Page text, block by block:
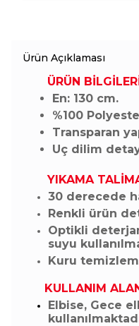
Ürün Açıklaması
ÜRÜN
En: 130 cm.
%100
Transparan
Uç dilim
YIKAMA
30 derecede
Renkli ürün
Optikli
suyu
Kuru
KULLANIM
Elbise, Gece